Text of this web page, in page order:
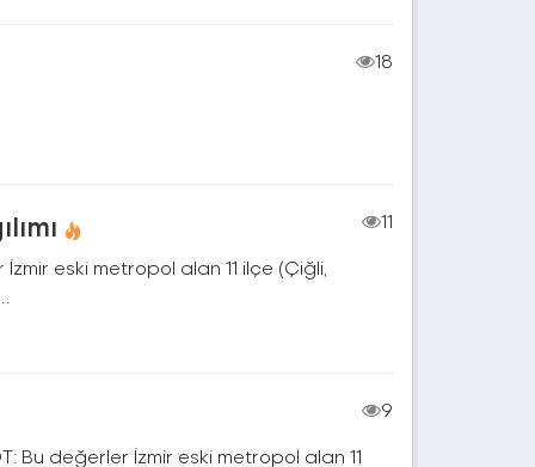
18
11
eski metropol alan 11 ilçe (Çiğli,
9
Bu değerler İzmir eski metropol alan 11